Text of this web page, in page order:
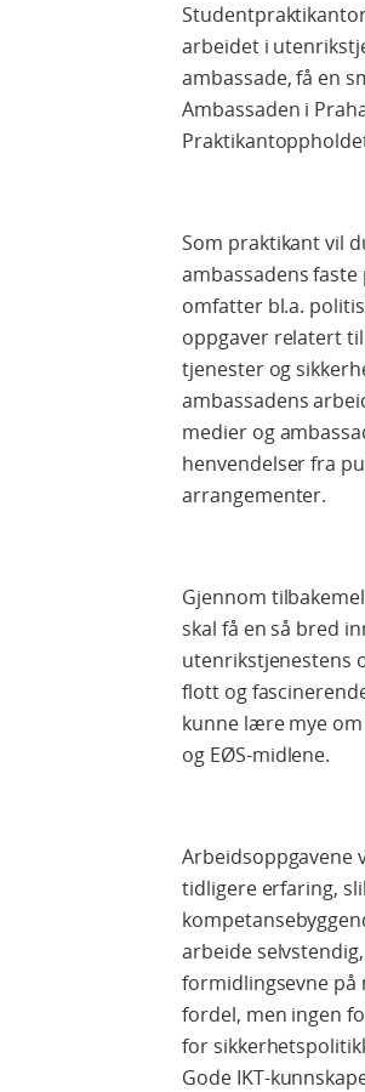
arbeidet i
ambassade, få en
Ambassaden i
Som praktikant vil
ambassadens
omfatter bl.a.
oppgaver relatert
tjenester og
ambassadens
medier og
henvendelser fra
arrangementer.
Gjennom
skal få en så bred
utenrikstjenestens
flott og
kunne lære mye
og EØS-midlene.
Arbeidsoppgavene
tidligere erfaring,
arbeide
formidlingsevne på
fordel, men ingen
for
Gode IKT-